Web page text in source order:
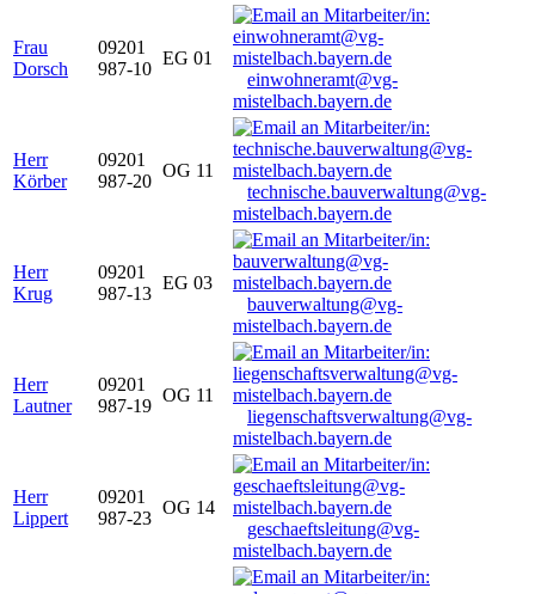
Frau
Dorsch
09201
987-10
EG 01
einwohneramt@vg-
mistelbach.bayern.de
Herr
Körber
09201
987-20
OG 11
technische.bauverwaltung@vg-
mistelbach.bayern.de
Herr
Krug
09201
987-13
EG 03
bauverwaltung@vg-
mistelbach.bayern.de
Herr
Lautner
09201
987-19
OG 11
liegenschaftsverwaltung@vg-
mistelbach.bayern.de
Herr
Lippert
09201
987-23
OG 14
geschaeftsleitung@vg-
mistelbach.bayern.de